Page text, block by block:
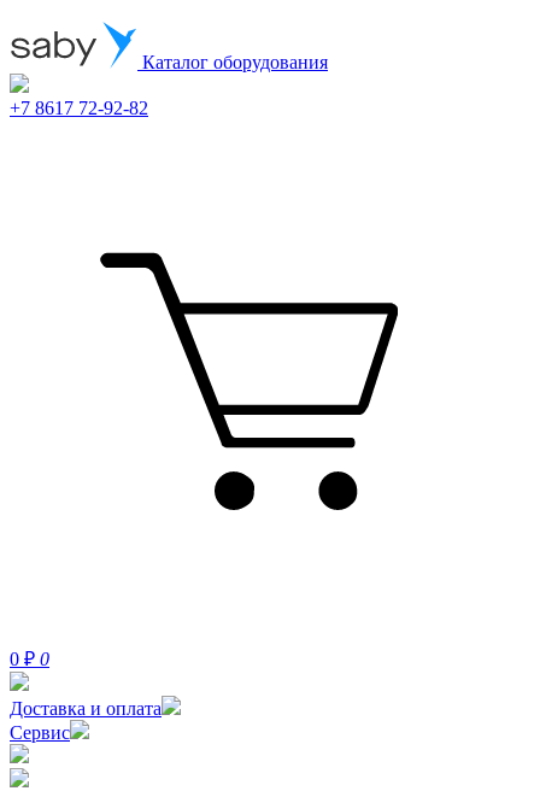
Каталог оборудования
+7 8617 72-92-82
0 ₽ 0
Доставка и оплата
Сервис